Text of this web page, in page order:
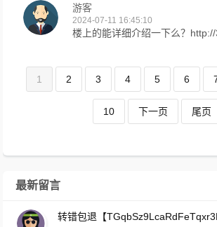
游客
2024-07-11 16:45:10
楼上的能详细介绍一下么？
1 2 3 4 5 6
10 下一页 尾页
最新留言